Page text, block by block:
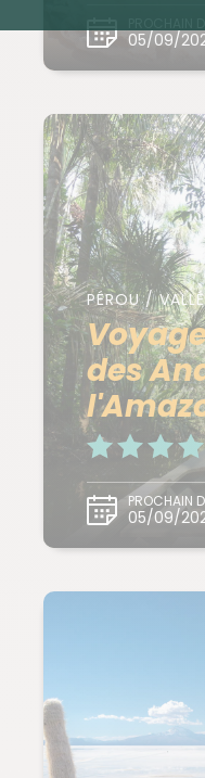
05/09/
PÉROU /
des
PROCHAIN
05/09/